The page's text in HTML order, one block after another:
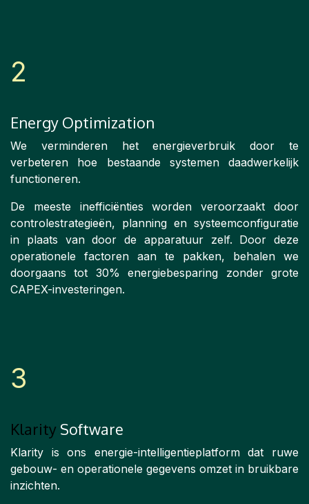
2
Energy Optimization
We verminderen het energieverbruik door te
verbeteren hoe bestaande systemen daadwerkelijk
functioneren.
De meeste inefficiënties worden veroorzaakt door
controlestrategieën, planning en systeemconfiguratie
in plaats van door de apparatuur zelf. Door deze
operationele factoren aan te pakken, behalen we
doorgaans tot 30% energiebesparing zonder grote
CAPEX-investeringen.
3​​
Klarity Software
Klarity is ons energie-intelligentieplatform dat ruwe
gebouw- en operationele gegevens omzet in bruikbare
inzichten.